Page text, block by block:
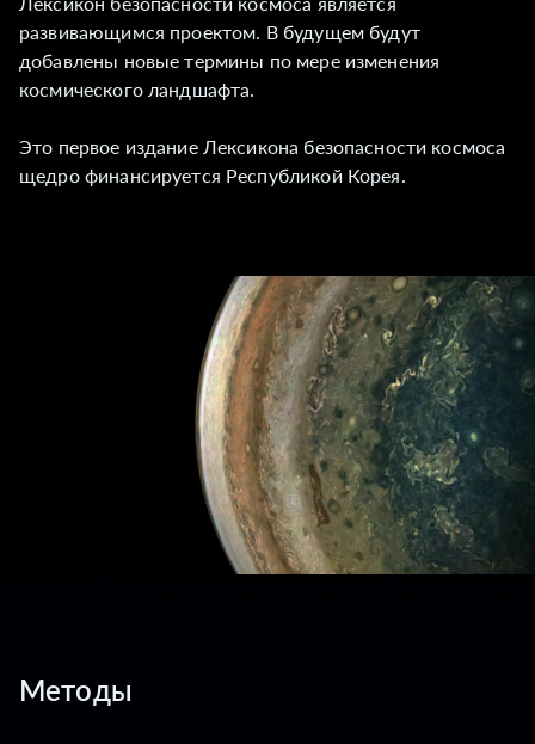
развивающимся проектом. В будущем будут
добавлены новые термины по мере изменения
космического ландшафта.
Это первое издание Лексикона безопасности космоса
щедро финансируется Республикой Корея.
Методы